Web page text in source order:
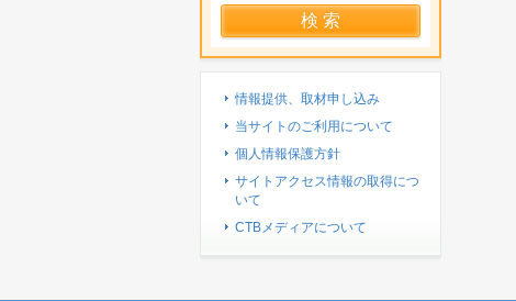
情報提供、取材申し込み
当サイトのご利用について
個人情報保護方針
サイトアクセス情報の取得につ
いて
CTBメディアについて